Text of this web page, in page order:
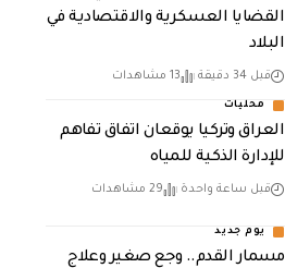
القضايا العسكرية والاقتصادية في
البلاد
قبل 34 دقيقة 13 مشاهدات
محليات
العراق وتركيا يوقعان اتفاق تفاهم
للإدارة الذكية للمياه
قبل ساعة واحدة 29 مشاهدات
يوم جديد
مسمار القدم.. وجع صغير وعلاج